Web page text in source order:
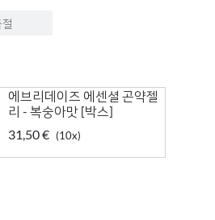
에브리데이즈 에센셜 곤약젤
리 - 복숭아맛 [박스]
31,50 € (10x)